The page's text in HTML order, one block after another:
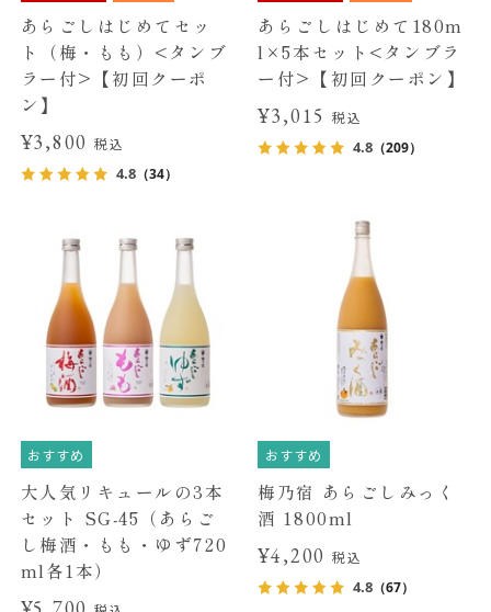
あらごしはじめてセッ
ト（梅・もも）<タンブ
ラー付>【初回クーポ
ン】
¥3,800税込
4.8（34）
あらごしはじめて180m
l×5本セット<タンブラ
ー付>【初回クーポン】
¥3,015 税込
4.8 （209）
おすすめ
大人気リキュールの3本
セット SG-45（あらご
し梅酒・もも・ゆず720
ml各1本）
おすすめ
梅乃宿 あらごしみっく
酒 1800ml
¥4,200 税込
4.8 （67）